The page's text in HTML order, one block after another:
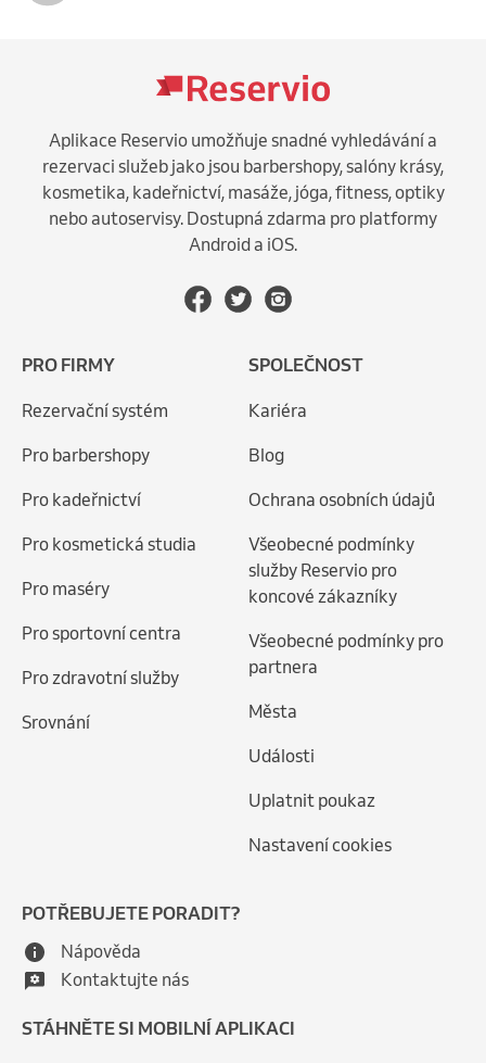
Aplikace Reservio umožňuje snadné vyhledávání a
rezervaci služeb jako jsou barbershopy, salóny krásy,
kosmetika, kadeřnictví, masáže, jóga, fitness, optiky
nebo autoservisy. Dostupná zdarma pro platformy
Android a iOS.
PRO FIRMY
Rezervační systém
Pro barbershopy
Pro kadeřnictví
Pro kosmetická studia
Pro maséry
Pro sportovní centra
Pro zdravotní služby
Srovnání
SPOLEČNOST
Kariéra
Blog
Ochrana osobních údajů
Všeobecné podmínky
služby Reservio pro
koncové zákazníky
Všeobecné podmínky pro
partnera
Města
Události
Uplatnit poukaz
Nastavení cookies
POTŘEBUJETE PORADIT?
Nápověda
Kontaktujte nás
STÁHNĚTE SI MOBILNÍ APLIKACI